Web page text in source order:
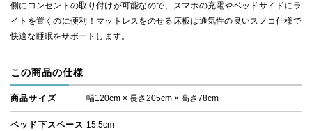
側にコンセントの取り付けが可能なので、スマホの充電やベッドサイドにラ
イトを置くのに便利！マットレスをのせる床板は通気性の良いスノコ仕様で
快適な睡眠をサポートします。
この商品の仕様
商品サイズ 幅120cm × 長さ205cm × 高さ78cm
ベッド下スペース 15.5cm